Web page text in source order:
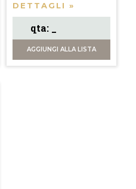
DETTAGLI »
AGGIUNGI ALLA LISTA